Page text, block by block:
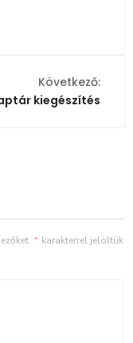
Következő:
kiegészítés
* karakterrel jelöltük